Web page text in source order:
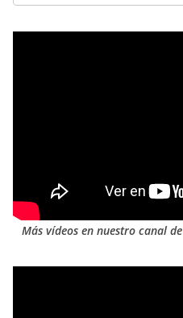
Más vídeos en nuestro canal de